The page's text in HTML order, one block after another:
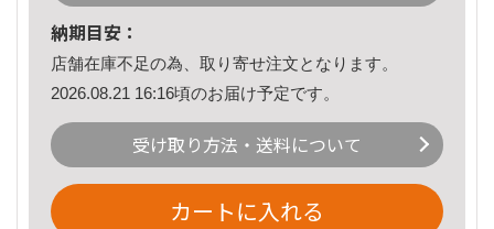
納期目安：
店舗在庫不足の為、取り寄せ注文となります。
2026.08.21 16:16頃のお届け予定です。
受け取り方法・送料について
カートに入れる